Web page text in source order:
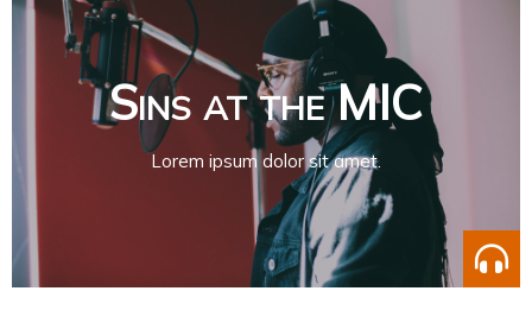
Sins at the MIC
Lorem ipsum dolor sit amet.